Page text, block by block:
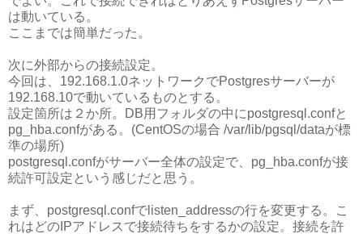
は動いている。
ここまでは簡単だった。
次に外部からの接続設定。
今回は、192.168.1.0ネットワークでPostgresサーバーが
192.168.10で動いているものとする。
設定箇所は２か所。DB用フォルダの中にpostgresql.confと
pg_hba.confがある。(CentOSの場合 /var/lib/pgsql/dataが標
準の場所)
postgresql.confがサーバー全体の設定で、pg_hba.confが接
続許可設定という感じだと思う。
まず、postgresql.confでlisten_addressの行を変更する。こ
れはどのIPアドレスで接続待ちをするかの設定。接続を許